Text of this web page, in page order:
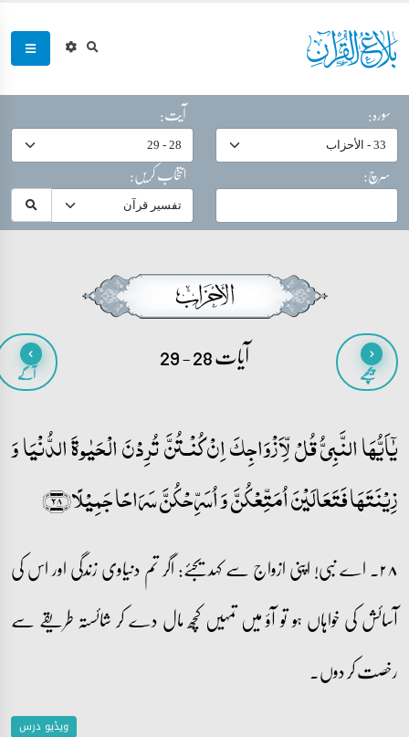
سورہ:
آیت:
سرچ:
انتخاب کریں:
پیچھے آیات 28 - 29 آگے
یٰۤاَیُّہَا النَّبِیُّ قُلۡ لِّاَزۡوَاجِکَ اِنۡ کُنۡـتُنَّ تُرِدۡنَ الۡحَیٰوۃَ الدُّنۡیَا وَ
زِیۡنَتَہَا فَتَعَالَیۡنَ اُمَتِّعۡکُنَّ وَ اُسَرِّحۡکُنَّ سَرَاحًا جَمِیۡلًا﴿۲۸﴾
۲۸۔ اے نبی! اپنی ازواج سے کہدیجئے: اگر تم دنیاوی زندگی اور اس کی
آسائش کی خواہاں ہو تو آؤ میں تمہیں کچھ مال دے کر شائستہ طریقے سے
رخصت کر دوں۔
ویڈیو درس